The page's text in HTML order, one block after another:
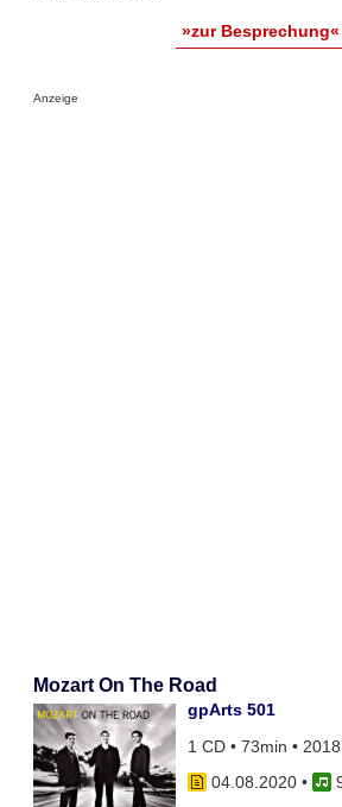
»zur Besprechung«
Anzeige
Mozart On The Road
gpArts 501
1 CD • 73min •
04.08.2020•